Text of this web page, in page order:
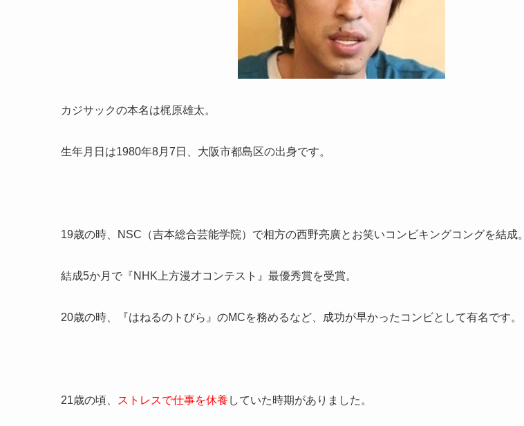
カジサックの本名は梶原雄太。
生年月日は1980年8月7日、大阪市都島区の出身です。
19歳の時、NSC（吉本総合芸能学院）で相方の西野亮廣とお笑いコンビキングコングを結成。
結成5か月で『NHK上方漫才コンテスト』最優秀賞を受賞。
20歳の時、『はねるのトびら』のMCを務めるなど、成功が早かったコンビとして有名です。
21歳の頃、 ストレスで仕事を休養 していた時期がありました。